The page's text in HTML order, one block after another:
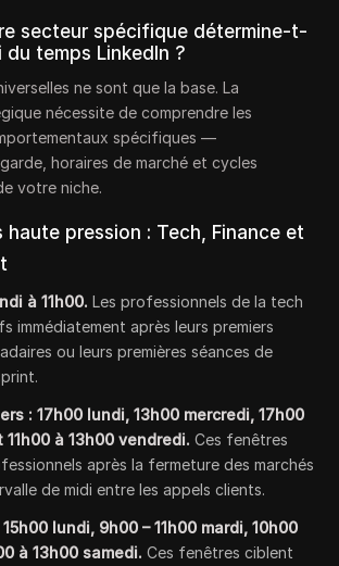
secteur spécifique détermine-t-
temps LinkedIn ?
ne sont que la base. La
nécessite de comprendre les
spécifiques —
horaires de marché et cycles
votre niche.
haute pression : Tech, Finance et
à 11h00. Les professionnels de la tech
immédiatement après leurs premiers
ou leurs premières séances de
: 17h00 lundi, 13h00 mercredi, 17h00
à 13h00 vendredi. Ces fenêtres
après la fermeture des marchés
de midi entre les appels clients.
15h00 lundi, 9h00 – 11h00 mardi, 10h00
à 13h00 samedi. Ces fenêtres ciblent